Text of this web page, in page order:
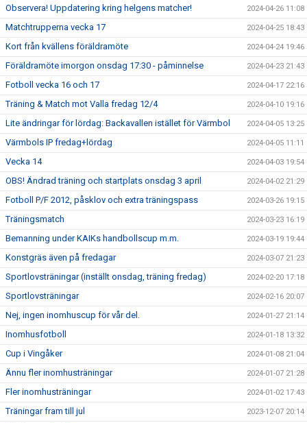
Observera! Uppdatering kring helgens matcher! 2024-04-26 11:08
Matchtrupperna vecka 17 2024-04-25 18:43
Kort från kvällens föräldramöte 2024-04-24 19:46
Föräldramöte imorgon onsdag 17:30 - påminnelse 2024-04-23 21:43
Fotboll vecka 16 och 17 2024-04-17 22:16
Träning & Match mot Valla fredag 12/4 2024-04-10 19:16
Lite ändringar för lördag: Backavallen istället för Värmbol 2024-04-05 13:25
Värmbols IP fredag+lördag 2024-04-05 11:11
Vecka 14 2024-04-03 19:54
OBS! Ändrad träning och startplats onsdag 3 april 2024-04-02 21:29
Fotboll P/F 2012, påsklov och extra träningspass 2024-03-26 19:15
Träningsmatch 2024-03-23 16:19
Bemanning under KAIKs handbollscup m.m. 2024-03-19 19:44
Konstgräs även på fredagar 2024-03-07 21:23
Sportlovsträningar (inställt onsdag, träning fredag) 2024-02-20 17:18
Sportlovsträningar 2024-02-16 20:07
Nej, ingen inomhuscup för vår del. 2024-01-27 21:14
Inomhusfotboll 2024-01-18 13:32
Cup i Vingåker 2024-01-08 21:04
Ännu fler inomhusträningar 2024-01-07 21:28
Fler inomhusträningar 2024-01-02 17:43
Träningar fram till jul 2023-12-07 20:14